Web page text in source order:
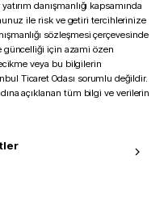
danışmanlığı kapsamında
ile risk ve getiri tercihlerinize
sözleşmesi çerçevesinde
güncelliği için azami özen
veya bu bilgilerin
Ticaret Odası sorumlu değildir.
açıklanan tüm bilgi ve verilerin